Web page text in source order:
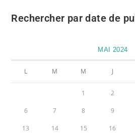
Rechercher par date de
MAI 2024
L M M J
1 2
6 7 8 9
13 14 15 16